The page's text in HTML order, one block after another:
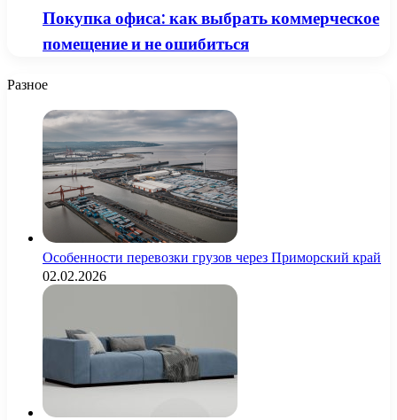
Покупка офиса: как выбрать коммерческое
помещение и не ошибиться
Разное
Особенности перевозки грузов через Приморский край
02.02.2026